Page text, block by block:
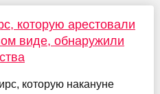
которую арестовали
виде, обнаружили
которую накануне